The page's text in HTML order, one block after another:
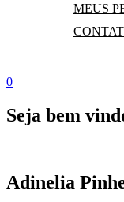
MEUS
0
Seja bem
Adinelia